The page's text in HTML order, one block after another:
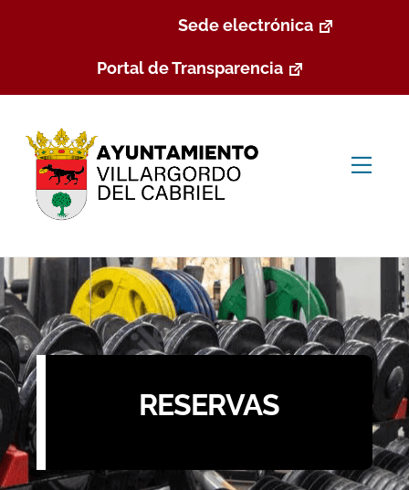
Sede electrónica
Portal de Transparencia
RESERVAS